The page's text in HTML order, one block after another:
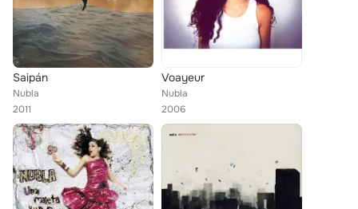
Saipán
Nubla
2011
Voayeur
Nubla
2006